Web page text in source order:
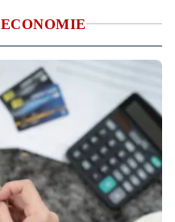
ECONOMIE